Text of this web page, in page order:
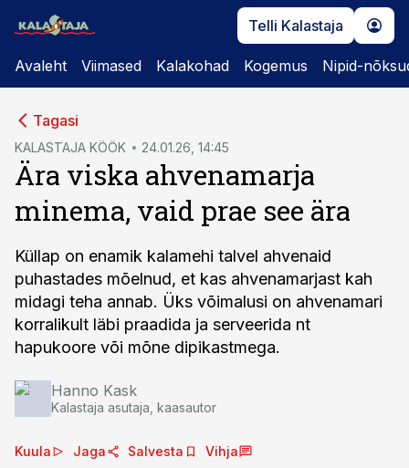
Telli Kalastaja
Avaleht Viimased Kalakohad Kogemus Nipid-
Tagasi
KALASTAJA KÖÖK 24.01.26, 14:45
Ära viska ahvenamarja
minema, vaid prae see ära
Küllap on enamik kalamehi talvel ahvenaid
puhastades mõelnud, et kas ahvenamarjast kah
midagi teha annab. Üks võimalusi on ahvenamari
korralikult läbi praadida ja serveerida nt
hapukoore või mõne dipikastmega.
Hanno Kask
Kalastaja asutaja, kaasautor
Kuula Jaga Salvesta Vihja